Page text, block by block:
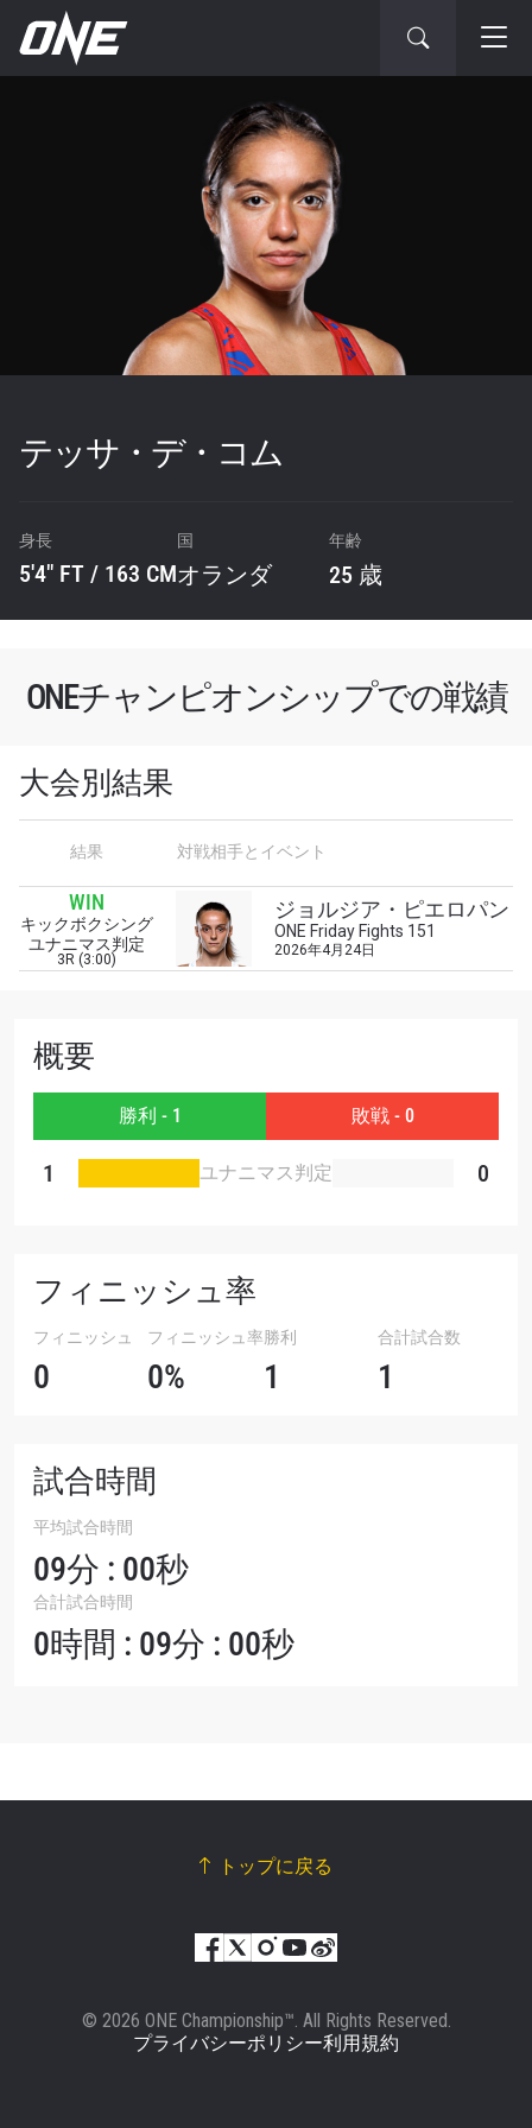
テッサ・デ・コム
身長
5'4" FT / 163 CM
国
オランダ
年齢
25 歳
ONEチャンピオンシップでの戦績
大会別結果
結果 対戦相手とイベント
WIN
キックボクシング
ユナニマス判定
3R (3:00)
ジョルジア・ピエロパン
ONE Friday Fights 151
2026年4月24日
概要
勝利 - 1 敗戦 - 0
1 ユナニマス判定 0
フィニッシュ率
フィニッシュ
0
フィニッシュ率
0%
勝利
1
合計試合数
1
試合時間
平均試合時間
09分 : 00秒
合計試合時間
0時間 : 09分 : 00秒
トップに戻る
© 2026 ONE Championship™. All Rights Reserved.
プライバシーポリシー利用規約
ハイライトを見る
ONEチャンピオンシップとどこでも一緒！ 最新ニ
ュース、特別オファー、ライブイベントの最高の
席をゲットするため今すぐ登録を！
Eメール
名前（ローマ字で記入）
購読
使用および開示に同意したことになります。お客
様は、いつでも配信を停止することができます。